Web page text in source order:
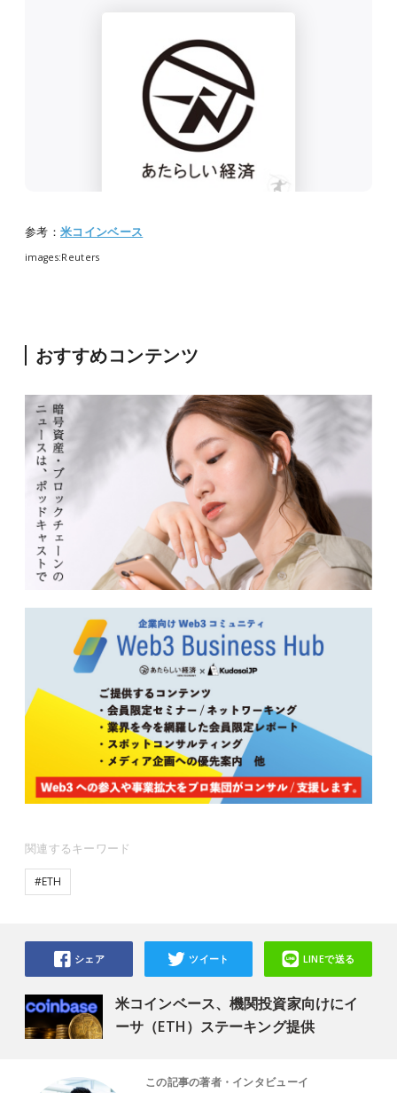
参考： 米コインベース
images:Reuters
おすすめコンテンツ
関連するキーワード
#ETH
米コインベース、機関投資家向けにイ
ーサ（ETH）ステーキング提供
シェア ツイート LINEで送る
この記事の著者・インタビューイ